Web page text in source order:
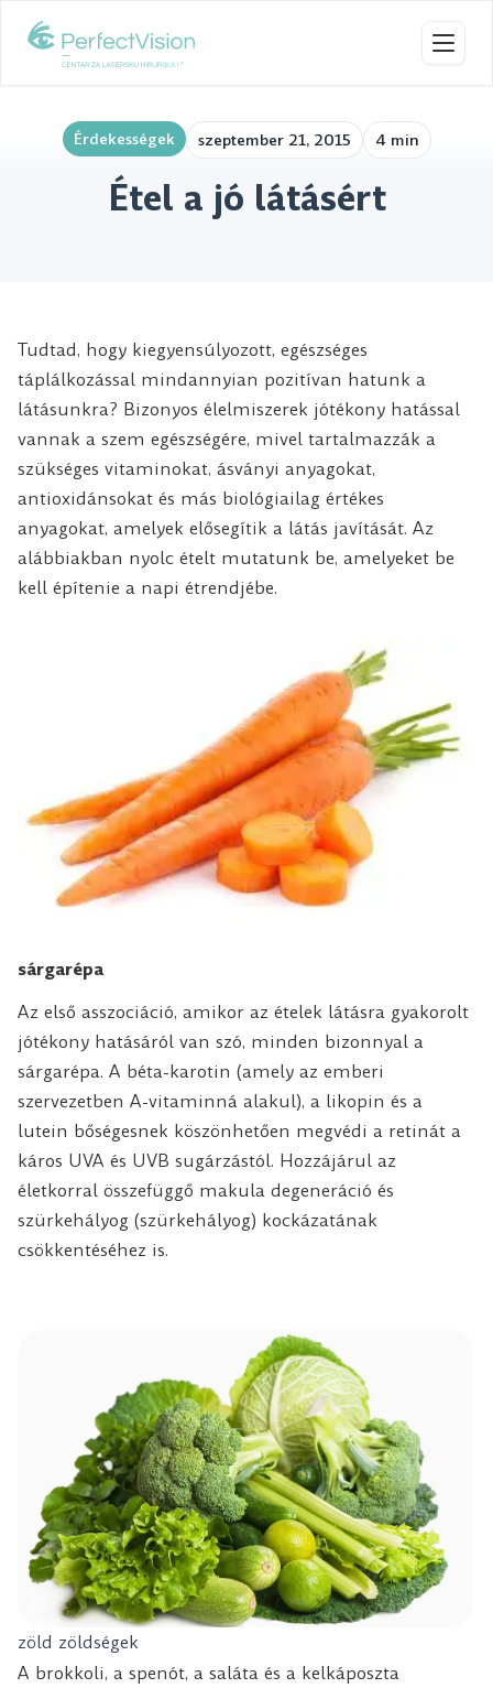
Érdekességek szeptember 21, 2015 4 min
Étel a jó látásért
Tudtad, hogy kiegyensúlyozott, egészséges
táplálkozással mindannyian pozitívan hatunk a
látásunkra? Bizonyos élelmiszerek jótékony hatással
vannak a szem egészségére, mivel tartalmazzák a
szükséges vitaminokat, ásványi anyagokat,
antioxidánsokat és más biológiailag értékes
anyagokat, amelyek elősegítik a látás javítását. Az
alábbiakban nyolc ételt mutatunk be, amelyeket be
kell építenie a napi étrendjébe.
sárgarépa
Az első asszociáció, amikor az ételek látásra gyakorolt
jótékony hatásáról van szó, minden bizonnyal a
sárgarépa. A béta-karotin (amely az emberi
szervezetben A-vitaminná alakul), a likopin és a
lutein bőségesnek köszönhetően megvédi a retinát a
káros UVA és UVB sugárzástól. Hozzájárul az
életkorral összefüggő makula degeneráció és
szürkehályog (szürkehályog) kockázatának
csökkentéséhez is.
zöld zöldségek
A brokkoli, a spenót, a saláta és a kelkáposzta